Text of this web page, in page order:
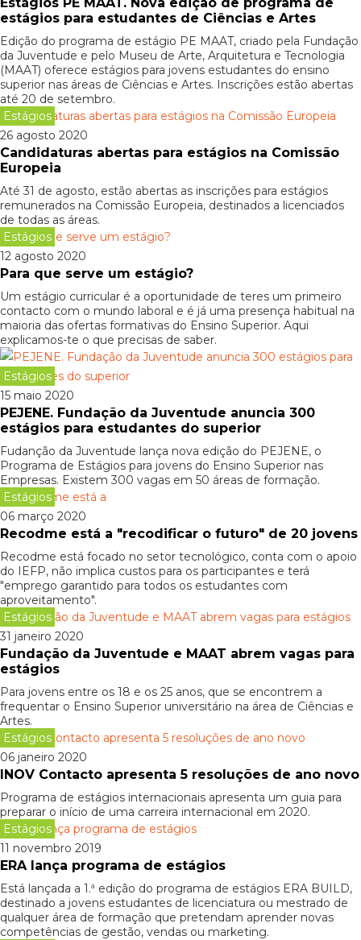
estágios para estudantes de Ciências e Artes
Edição do programa de estágio PE MAAT, criado pela Fundação
da Juventude e pelo Museu de Arte, Arquitetura e Tecnologia
(MAAT) oferece estágios para jovens estudantes do ensino
superior nas áreas de Ciências e Artes. Inscrições estão abertas
até 20 de setembro.
Estágios
26 agosto 2020
Candidaturas abertas para estágios na Comissão
Europeia
Até 31 de agosto, estão abertas as inscrições para estágios
remunerados na Comissão Europeia, destinados a licenciados
de todas as áreas.
Estágios
12 agosto 2020
Para que serve um estágio?
Um estágio curricular é a oportunidade de teres um primeiro
contacto com o mundo laboral e é já uma presença habitual na
maioria das ofertas formativas do Ensino Superior. Aqui
explicamos-te o que precisas de saber.
Estágios
15 maio 2020
PEJENE. Fundação da Juventude anuncia 300
estágios para estudantes do superior
Fudanção da Juventude lança nova edição do PEJENE, o
Programa de Estágios para jovens do Ensino Superior nas
Empresas. Existem 300 vagas em 50 áreas de formação.
Estágios
06 março 2020
Recodme está a "recodificar o futuro" de 20 jovens
Recodme está focado no setor tecnológico, conta com o apoio
do IEFP, não implica custos para os participantes e terá
"emprego garantido para todos os estudantes com
aproveitamento".
Estágios
31 janeiro 2020
Fundação da Juventude e MAAT abrem vagas para
estágios
Para jovens entre os 18 e os 25 anos, que se encontrem a
frequentar o Ensino Superior universitário na área de Ciências e
Artes.
Estágios
06 janeiro 2020
INOV Contacto apresenta 5 resoluções de ano novo
Programa de estágios internacionais apresenta um guia para
preparar o início de uma carreira internacional em 2020.
Estágios
11 novembro 2019
ERA lança programa de estágios
Está lançada a 1.ª edição do programa de estágios ERA BUILD,
destinado a jovens estudantes de licenciatura ou mestrado de
qualquer área de formação que pretendam aprender novas
competências de gestão, vendas ou marketing.